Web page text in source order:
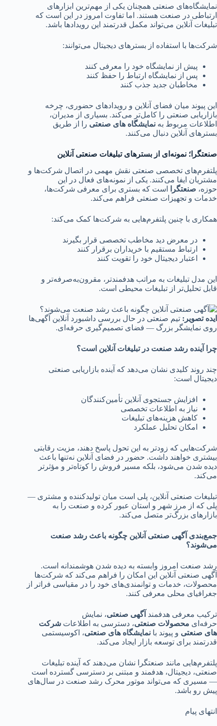
نمایشگاه‌های صنعتی همچنان یکی از مهم‌ترین ابزارهای
ارتباطی در صنعت هستند. اما تفاوت امروز در این است که
تبلیغات آنلاین می‌تواند مکمل قدرتمند این رویدادها باشد.
شرکت‌ها با استفاده از بسترهای دیجیتال می‌توانند:
پیش از نمایشگاه خود را معرفی کنند
پس از نمایشگاه ارتباط را حفظ کنند
مخاطبان جدید جذب کنند
این پیوند میان فضای آنلاین و رویدادهای حضوری، چرخه
بازاریابی صنعتی را کامل‌تر می‌کند. بسیاری از مدیران،
اطلاعات مربوط به نمایشگاه های صنعتی را از طریق
بسترهای آنلاین دنبال می‌کنند.
صنعتگرا؛ نمونه‌ای از بسترهای تبلیغات صنعتی آنلاین
پلتفرم‌های تخصصی صنعتی نقش مهمی در اتصال شرکت‌ها و
مشتریان ایفا می‌کنند. یکی از نمونه‌های فعال در این
حوزه، صنعتگرا
است که بستری برای معرفی شرکت‌ها،
خدمات و تجهیزات صنعتی فراهم می‌کند.
همکاری با چنین پلتفرم‌هایی به شرکت‌ها کمک می‌کند:
در معرض دید مخاطب تخصصی قرار بگیرند
ارتباط مستقیم با خریداران برقرار کنند
اعتبار دیجیتال خود را تقویت کنند
این مدل تبلیغات به مراتب هدفمندتر، مقرون‌به‌صرفه‌تر و
قابل تحلیل‌تر از تبلیغات محیطی است.
ایده تصویر : تیم صنعتی در حال بررسی داشبورد آنلاین آگهی‌ها
روی نمایشگر بزرگ — فضای تصمیم‌گیری حرفه‌ای.
چرا آینده رشد صنعت در تبلیغات آنلاین است؟
چند روند کلیدی نشان می‌دهد که آینده بازاریابی صنعتی
دیجیتال است:
افزایش جستجوی آنلاین تأمین‌کنندگان
نیاز به اطلاعات تخصصی
کاهش هزینه‌های تبلیغات
امکان تحلیل عملکرد
شرکت‌هایی که زودتر به این تحول پاسخ دهند، مزیت رقابتی
بیشتری خواهند داشت. حضور در فضای آنلاین نه‌تنها باعث
دیده شدن می‌شود، بلکه مسیر فروش را کوتاه‌تر و مؤثرتر
می‌کند.
تبلیغات صنعتی آنلاین، پلی است میان تولیدکننده و مشتری —
پلی که از مرز شهر و استان عبور کرده و صنعت را به
بازارهای بزرگ‌تر متصل می‌کند.
جمع‌بندی آگهی صنعتی آنلاین چگونه باعث رشد صنعت
می‌شوند؟
رشد صنعت امروز وابسته به دیده شدن هوشمندانه است.
آگهی صنعتی آنلاین این امکان را فراهم می‌کند که شرکت‌ها
محصولات، خدمات و توانمندی‌های خود را در مقیاسی فراتر از
جغرافیای محلی معرفی کنند.
ترکیب معرفی هدفمند آگهی صنعتی، نمایش
حرفه‌ای محصولات صنعتی، دسترسی به اطلاعات شرکت
های صنعتی و پیوند با نمایشگاه های صنعتی، اکوسیستمی
قدرتمند برای توسعه بازار ایجاد می‌کند.
پلتفرم‌هایی مانند صنعتگرا نشان می‌دهند که آینده تبلیغات
صنعتی، دیجیتال، هدفمند و مبتنی بر دسترسی گسترده است
— مسیری که می‌تواند موتور محرک رشد صنعت در سال‌های
پیش رو باشد.
انتهای پیام